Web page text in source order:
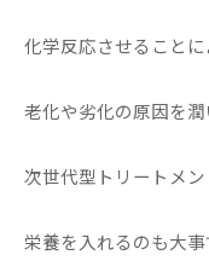
化学反応させること
老化や劣化の原因を
次世代型トリートメン
栄養を入れるのも大